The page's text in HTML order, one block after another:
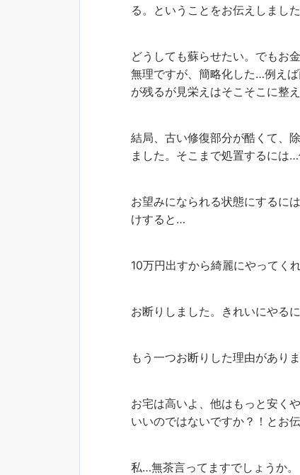
る。ということをお伝えしました
どうしても蘇らせたい。でもお
無理ですが、簡略化した…例え
が残るが見栄えはそこそこに整
結局、古い修復部分が酷くて、
ました。そこまで処置するには…
お望みになられる状態にするに
けすると…
10万円出すから綺麗にやってく
お断りしました。きれいにやる
もう一つお断りした理由がありま
お宅は高いよ、他はもっと安く
いいのではないですか？！とお伝
私…無茶言ってますでしょうか。